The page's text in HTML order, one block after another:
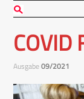
COVID
Ausgabe09/2021